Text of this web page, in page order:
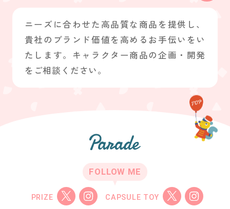
ニーズに合わせた高品質な商品を提供し、
貴社のブランド価値を高めるお手伝いをい
たします。キャラクター商品の企画・開発
をご相談ください。
FOLLOW ME
PRIZE CAPSULE TOY